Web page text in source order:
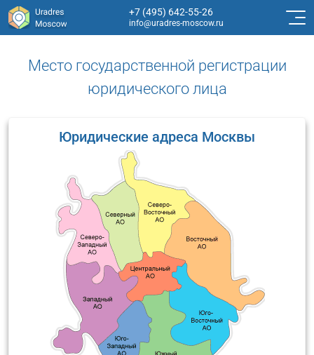
+7 (495) 642-55-26
info@uradres-moscow.ru
Место государственной регистрации
юридического лица
Юридические адреса Москвы